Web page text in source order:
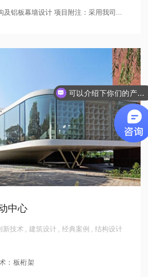
及铝板幕墙设计 项目附注：采用我司...
中心
新技术 建筑设计 经典案例
结构设计
：板桁架
可以介绍下你们的产品么
你们是怎么收费的